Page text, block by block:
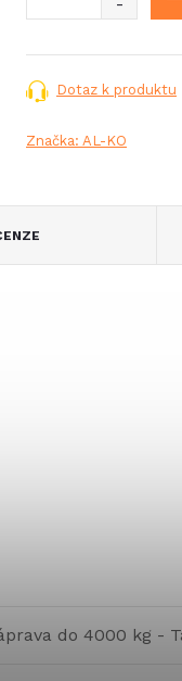
Dotaz k produktu
Značka: AL-KO
do 4000 kg -